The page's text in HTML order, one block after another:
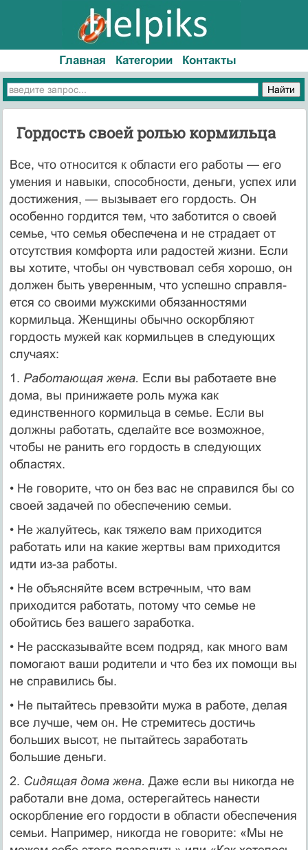
Главная Категории Контакты
Гордость своей ролью кормильца
Все, что относится к области его работы — его
умения и на­выки, способности, деньги, успех или
достижения, — вызывает его гордость. Он
особенно гордится тем, что заботится о своей
семье, что семья обеспечена и не страдает от
отсутствия комфор­та или радостей жизни. Если
вы хотите, чтобы он чувствовал себя хорошо, он
должен быть уверенным, что успешно справля­
ется со своими мужскими обязанностями
кормильца. Женщины обычно оскорбляют
гордость мужей как кормильцев в следую­щих
случаях:
1. Работающая жена. Если вы работаете вне
дома, вы прини­жаете роль мужа как
единственного кормильца в семье. Если вы
должны работать, сделайте все возможное,
чтобы не ранить его гордость в следующих
областях.
• Не говорите, что он без вас не справился бы со
своей зада­чей по обеспечению семьи.
• Не жалуйтесь, как тяжело вам приходится
работать или на какие жертвы вам приходится
идти из-за работы.
• Не объясняйте всем встречным, что вам
приходится рабо­тать, потому что семье не
обойтись без вашего заработка.
• Не рассказывайте всем подряд, как много вам
помогают ваши родители и что без их помощи вы
не справились бы.
• Не пытайтесь превзойти мужа в работе, делая
все лучше, чем он. Не стремитесь достичь
больших высот, не пытай­тесь заработать
большие деньги.
2. Сидящая дома жена. Даже если вы никогда не
работали вне дома, остерегайтесь нанести
оскорбление его гордости в облас­ти обеспечения
семьи. Например, никогда не говорите: «Мы не